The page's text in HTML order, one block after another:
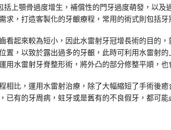
上顎骨過度增生，補償性的門牙過度萌發，以
，打造客製化的牙齦療程，常用的術式則包括
起來較為短小，因此水雷射牙冠增長術的目的
，以致於露出過多的牙齦，此時可利用水雷射
水雷射牙脊整形術，將外凸的部分修整平順，也
比，運用水雷射治療，除了大幅縮短了手術後
有的牙周病，蛀牙或是舊有的不良假牙，都可